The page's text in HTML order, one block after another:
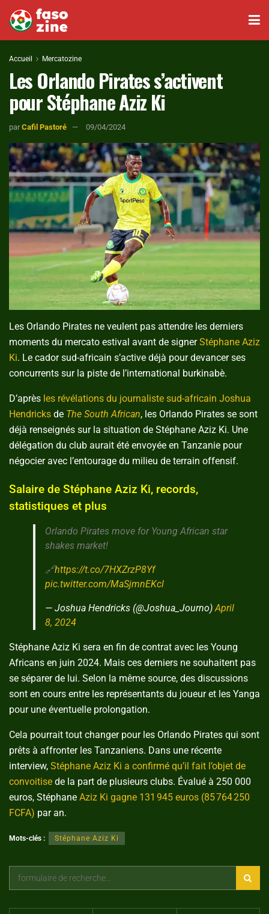
Accueil Mercatozine
Les Orlando Pirates s’activent
pour Stéphane Aziz Ki
par Cafil Pastoré 09/04/2024
Les Orlando Pirates ne veulent pas attendre les derniers
moments du mercato estival avant de signerStéphane Aziz
Ki. Le cador sud-africain s’active déjà pour devancer ses
concurrents sur la piste de l’international burkinabè.
D’après les révélations du journaliste sud-africain Joshua
Hendricks de The South African, les Orlando Pirates se sont
déjà renseignés sur la situation de Stéphane Aziz Ki. Une
délégation du club aurait été envoyée en Tanzanie pour
négocier avec l’entourage du milieu de terrain offensif.
Salaire de Stéphane Aziz Ki, records,
statistiques et plus
Orlando Pirates move for Young African star
shakes market!
🔗https://t.co/7HXZrzP8Yf
pic.twitter.com/MaSjmnEKcl
— Joshua Hendricks (@Joshua_Journo)April
8, 2024
Stéphane Aziz Ki sera en fin de contrat avec les Young
Africans en juin 2024. Mais ces derniers ne souhaitent pas
se séparer de lui. Selon la même source, des discussions
sont en cours entre les représentants du joueur et les Yanga
pour une éventuelle prolongation.
Cela pourrait tout changer pour les Orlando Pirates qui sont
prêts à affronter les Tanzaniens. Dans une récente
interview, Stéphane Aziz Ki a confirmé qu’il fait l’objet de
convoitise de la part de plusieurs clubs. Évalué à 250 000
euros, Stéphane Aziz Ki gagne 131 945 euros (85 764 250
FCFA) par an.
Mots-clés : Stéphane Aziz Ki